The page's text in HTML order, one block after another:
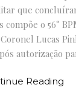
que
o 56°
Lucas
autorização
Reading